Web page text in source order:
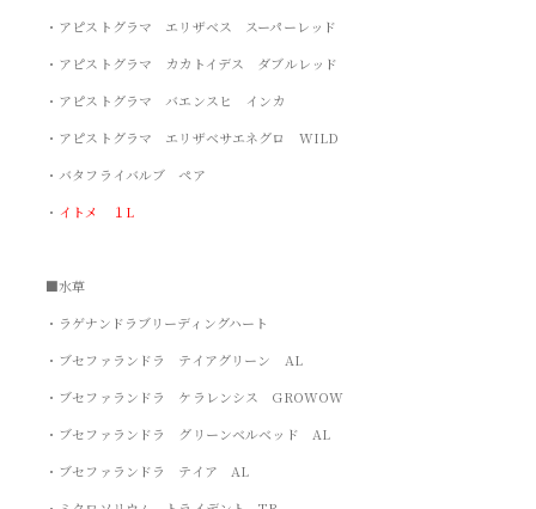
・アピストグラマ エリザベス スーパーレッド
・アピストグラマ カカトイデス ダブルレッド
・アピストグラマ バエンスヒ インカ
・アピストグラマ エリザベサエネグロ WILD
・バタフライバルブ ペア
・ イトメ １L
■水草
・ラゲナンドラブリーディングハート
・ブセファランドラ テイアグリーン AL
・ブセファランドラ ケラレンシス GROWOW
・ブセファランドラ グリーンベルベッド AL
・ブセファランドラ テイア AL